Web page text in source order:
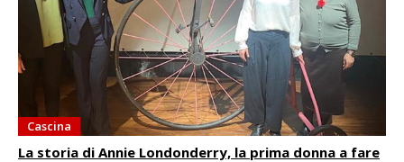
Cascina
La storia di Annie Londonderry, la prima donna a fare